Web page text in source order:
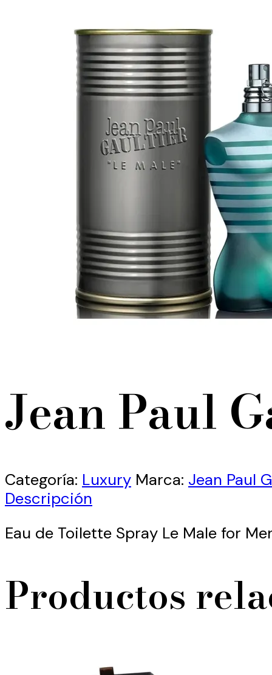
Jean Paul
Categoría: Luxury Marca: Jean Paul
Descripción
Eau de Toilette Spray Le Male for
Productos